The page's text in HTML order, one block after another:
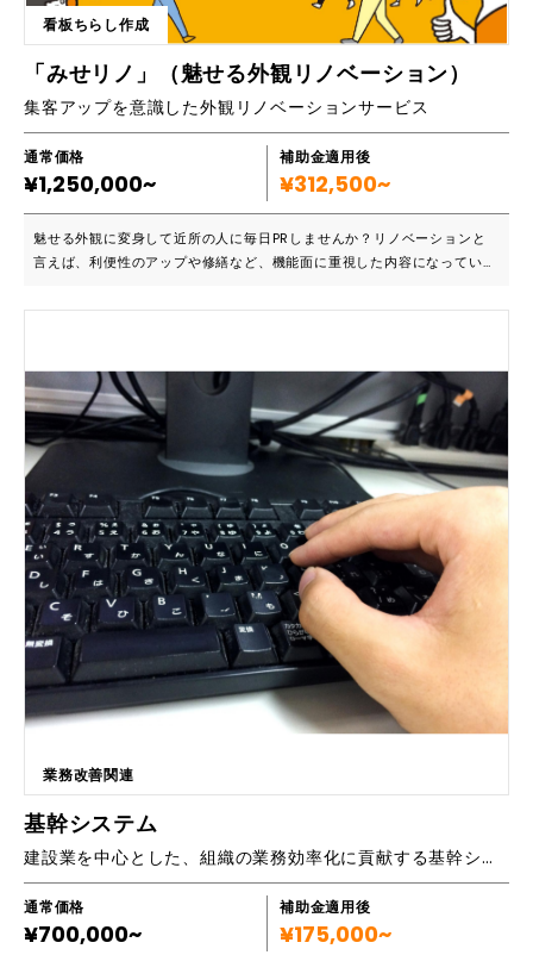
看板ちらし作成
「みせリノ」（魅せる外観リノベーション）
集客アップを意識した外観リノベーションサービス
通常価格
¥1,250,000~
補助金適用後
¥312,500~
魅せる外観に変身して近所の人に毎日PRしませんか？リノベーションと
言えば、利便性のアップや修繕など、機能面に重視した内容になっている
を意識したリノベーションを行っています。活気があって入りやすかった
させて集客効果を狙いたい ・どこにどのような看板をつけたらいいか分
からない ・入りやすくて分かりやすい店舗にしたい 年間施工実績は300
件以上を誇り、高確率で集客アップに貢献しています。サービス内容の改
善などもお客様を集めるためには効果的ですが、インパクトあるアプロー
チとして外観リノベーションをすることで、効果に期待できます。 ■お客
様の声・実績紹介 【施工実績600件以上、集客成功率93.1％を達成】
【お客様の声】 「実施した翌日から店内全てのパンが完売しました」パ
ン屋オーナー 「近隣の人にサービスが伝わるようになり売上が５倍にな
りました」薬局店オーナー 「スタッフの自信が高まりコロナ渦でも過去
最高業績達成です」整骨院オーナー 「存在感が出て地域の認知度が高ま
り総来院数半年後162％に」歯科医院理事長 ＜実績のある業種＞ 歯科医
院（※保険適用外事業での導入のみ、補助金対象になります）、不動産店
舗・リフォーム会社・クリニック・整骨院・整体院・エステサロン・学習
塾・飲食店・メガネ店・パン屋・銭湯・フラワーショップ・薬局・引っ越
し会社・美容院・ブランド品買取り店・コインランドリー・ネイルサロ
ン・質屋・クリーニング店・設備会社・補聴器店舗・動物病院・バー ス
由 1.実績が多く安心 創業以来下請けゼロ、全てのご相談をお客様から直
接ご依頼いただいておりますので、多くの事例写真を実績として掲載する
亊ができています。「地域でよく目立っている店舗が全て御社の手掛けた
ものだった」と言われることもあります。 2.あらゆる店舗でのデザイン・
施工の経験値が高い 店舗によって建物の形状は異なりますので、その建
物にあったデザインや素材が必要になってきます。私たちは15年間3000
件以上の現場調査を経験しあらゆる条件下でのデザイン・施工を経験して
業務改善関連
基幹システム
建設業を中心とした、組織の業務効率化に貢献する基幹システム
通常価格
¥700,000~
補助金適用後
¥175,000~